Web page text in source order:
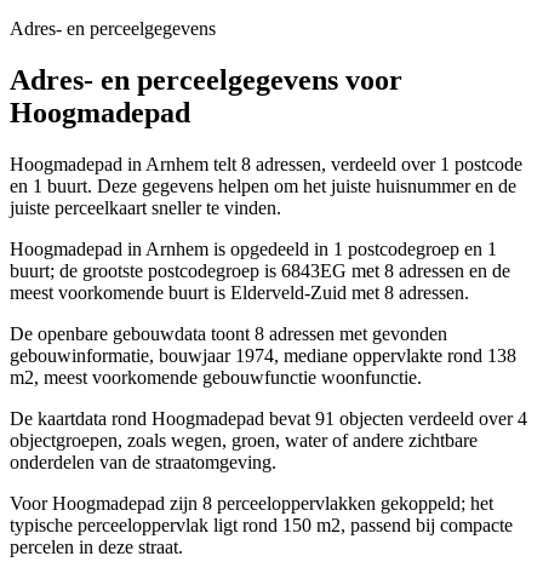
Adres- en perceelgegevens
Adres- en perceelgegevens voor
Hoogmadepad
Hoogmadepad in Arnhem telt 8 adressen, verdeeld over 1 postcode
en 1 buurt. Deze gegevens helpen om het juiste huisnummer en de
juiste perceelkaart sneller te vinden.
Hoogmadepad in Arnhem is opgedeeld in 1 postcodegroep en 1
buurt; de grootste postcodegroep is 6843EG met 8 adressen en de
meest voorkomende buurt is Elderveld-Zuid met 8 adressen.
De openbare gebouwdata toont 8 adressen met gevonden
gebouwinformatie, bouwjaar 1974, mediane oppervlakte rond 138
m2, meest voorkomende gebouwfunctie woonfunctie.
De kaartdata rond Hoogmadepad bevat 91 objecten verdeeld over 4
objectgroepen, zoals wegen, groen, water of andere zichtbare
onderdelen van de straatomgeving.
Voor Hoogmadepad zijn 8 perceeloppervlakken gekoppeld; het
typische perceeloppervlak ligt rond 150 m2, passend bij compacte
percelen in deze straat.